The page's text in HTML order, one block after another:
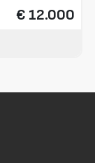
€ 12.000